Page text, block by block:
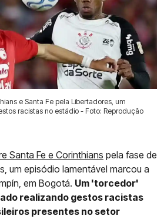
e Santa Fe pela Libertadores, um
racistas no estádio - Foto: Reprodução
Santa Fe e Corinthians pela fase de
um episódio lamentável marcou a
em Bogotá. Um 'torcedor'
realizando gestos racistas
presentes no setor